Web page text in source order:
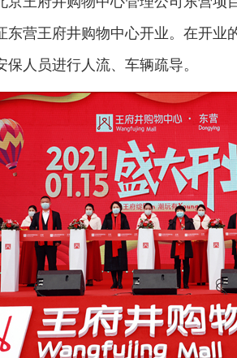
东营王府井购物中心开业。在开业
人员进行人流、车辆疏导。